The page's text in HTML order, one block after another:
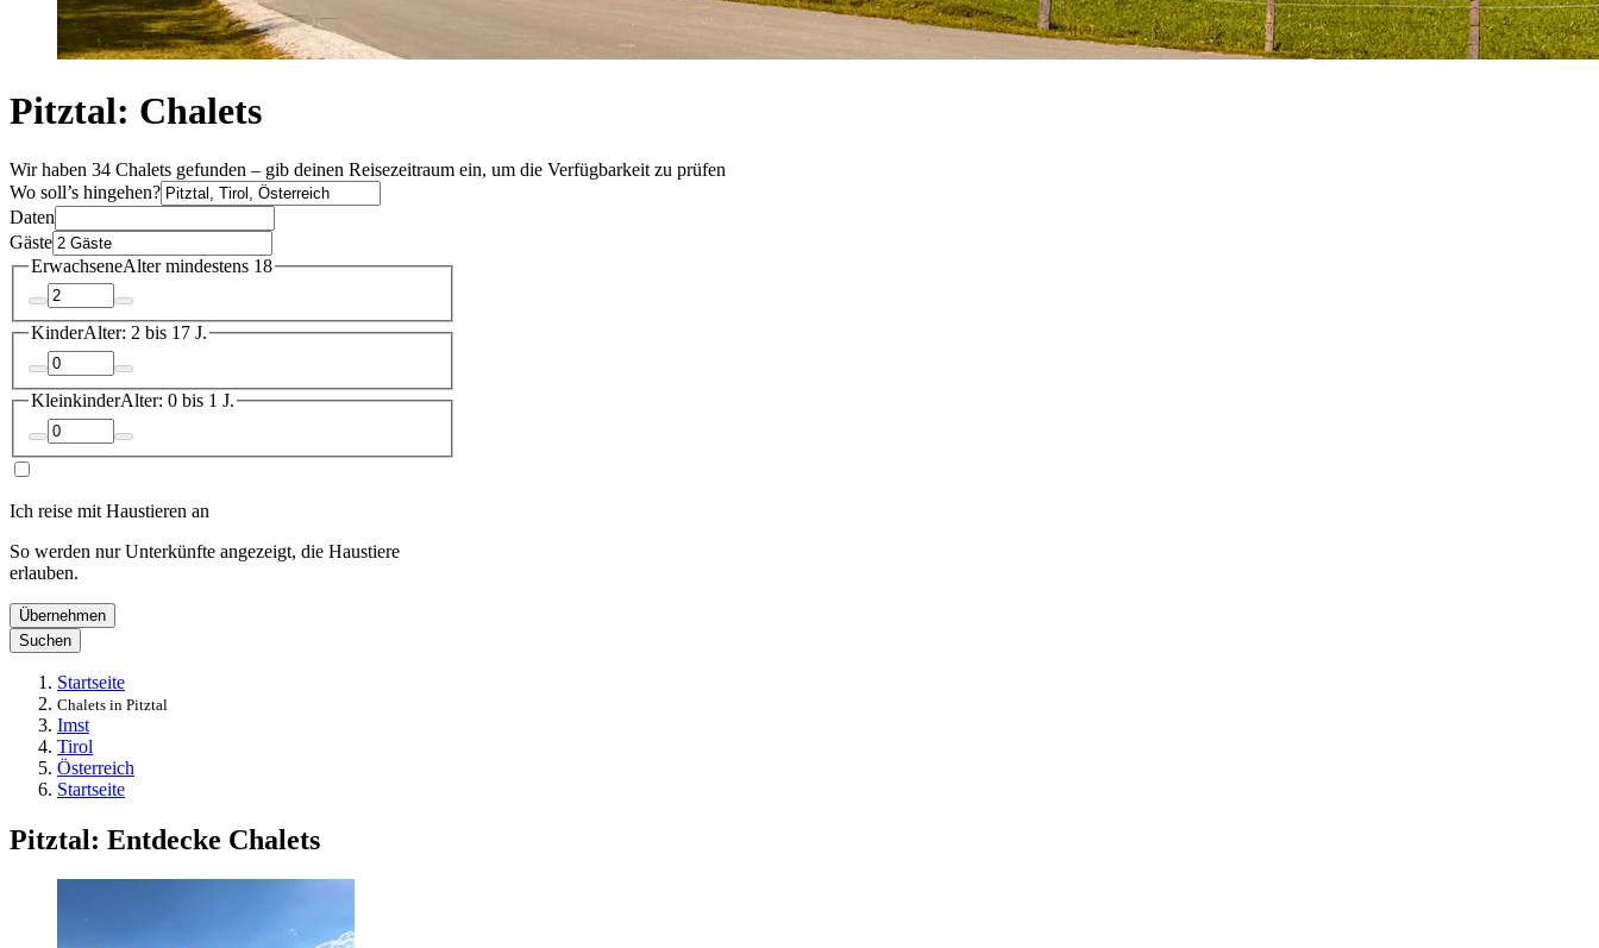
Pitztal: Chalets
Wir haben 34 Chalets gefunden – gib deinen Reisezeitraum ein, um die Verfügbarkeit zu prüfen
Wo soll’s hingehen?
Daten
Gäste
ErwachseneAlter mindestens 18
KinderAlter: 2 bis 17 J.
KleinkinderAlter: 0 bis 1 J.
Ich reise mit Haustieren an
So werden nur Unterkünfte angezeigt, die Haustiere
erlauben.
Übernehmen
Suchen
Startseite
Chalets in Pitztal
Imst
Tirol
Österreich
Startseite
Pitztal: Entdecke Chalets